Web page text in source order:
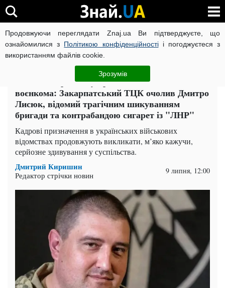
Продовжуючи переглядати Znaj.ua Ви підтверджуєте, що
ознайомилися з Політикою конфіденційностіі погоджуєтеся з
використанням файлів cookie.
Зрозумів
ВІЙНА РОСІЇ ПРОТИ УКРАЇНИ КОРОНАВІРУС В УКРАЇНІ
Компромат ЧИТАТЬ НА РУССКОМ
Замість тюрми — у крісло головного
воєнкома: Закарпатський ТЦК очолив Дмитро
Лисюк, відомий трагічним шикуванням
бригади та контрабандою сигарет із "ЛНР"
Кадрові призначення в українських військових
відомствах продовжують викликати, м’яко кажучи,
серйозне здивування у суспільства.
Дмитрий Киришин
Редактор стрічки новин 9 липня, 12:00